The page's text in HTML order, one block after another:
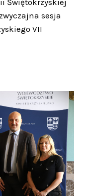
Świętokrzyskiej
sesja
VII